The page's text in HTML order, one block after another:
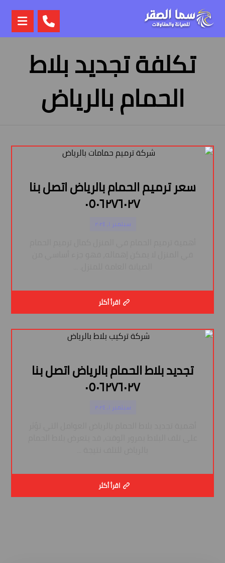
تكلفة تجديد بلاط
الحمام بالرياض
سعر ترميم الحمام بالرياض اتصل بنا
٠٥٠٦٢٧٦٠٢٧
سبتمبر ١, ٢٠٢٤
اقرأ أكثر
تجديد بلاط الحمام بالرياض اتصل بنا
٠٥٠٦٢٧٦٠٢٧
سبتمبر ١, ٢٠٢٤
اقرأ أكثر